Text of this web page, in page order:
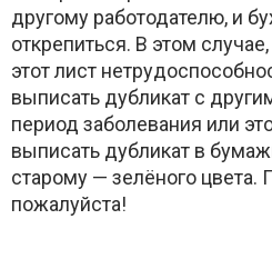
другому работодателю, и
открепиться. В этом
этот лист
выписать дубликат с
период заболевания или
выписать дубликат в
старому — зелёного цвета.
пожалуйста!